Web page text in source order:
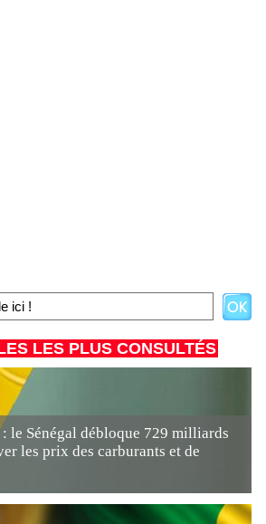
LES PLUS CONSULTÉS
le Sénégal débloque 729 milliards
les prix des carburants et de